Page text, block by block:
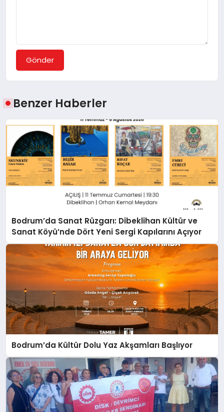
Gönder
Benzer Haberler
Bodrum’da Sanat Rüzgarı: Dibeklihan Kültür ve
Sanat Köyü’nde Dört Yeni Sergi Kapılarını Açıyor
Bodrum’da Kültür Dolu Yaz Akşamları Başlıyor